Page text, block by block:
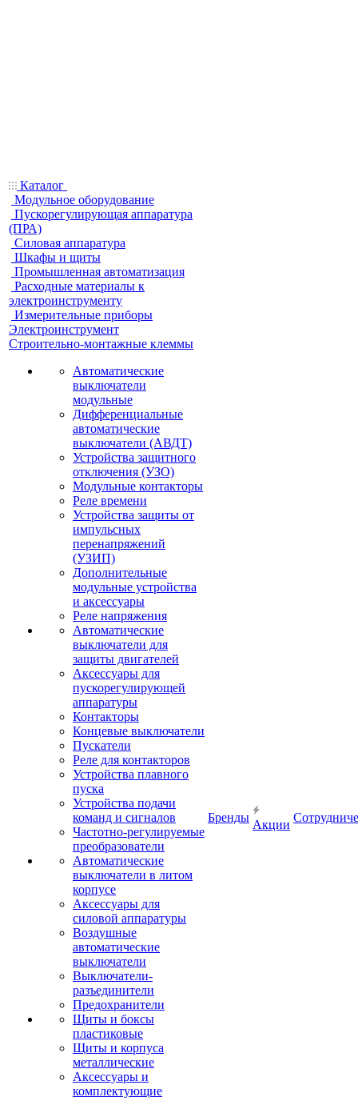
Каталог
Модульное оборудование
Пускорегулирующая аппаратура
(ПРА)
Силовая аппаратура
Шкафы и щиты
Промышленная автоматизация
Расходные материалы к
электроинструменту
Измерительные приборы
Электроинструмент
Строительно-монтажные клеммы
Автоматические
выключатели
модульные
Дифференциальные
автоматические
выключатели (АВДТ)
Устройства защитного
отключения (УЗО)
Модульные контакторы
Реле времени
Устройства защиты от
импульсных
перенапряжений
(УЗИП)
Дополнительные
модульные устройства
и аксессуары
Реле напряжения
Автоматические
выключатели для
защиты двигателей
Аксессуары для
пускорегулирующей
аппаратуры
Контакторы
Концевые выключатели
Пускатели
Реле для контакторов
Устройства плавного
пуска
Устройства подачи
команд и сигналов
Частотно-регулируемые
преобразователи
Автоматические
выключатели в литом
корпусе
Аксессуары для
силовой аппаратуры
Воздушные
автоматические
выключатели
Выключатели-
разъединители
Предохранители
Щиты и боксы
пластиковые
Щиты и корпуса
металлические
Аксессуары и
комплектующие
Бренды
Акции